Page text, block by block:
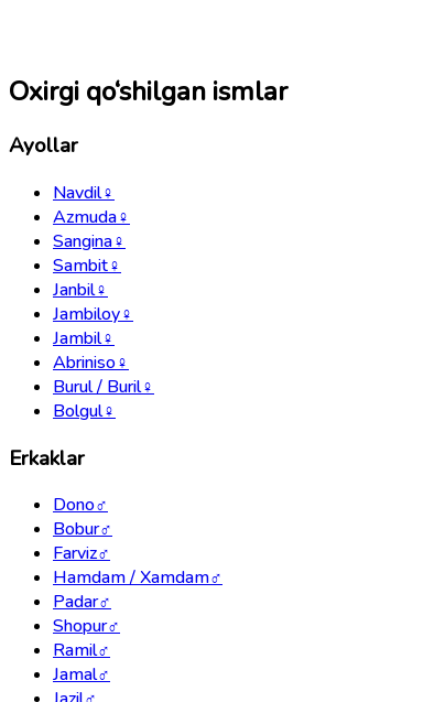
Oxirgi qo‘shilgan ismlar
Ayollar
Navdil♀
Azmuda♀
Sangina♀
Sambit♀
Janbil♀
Jambiloy♀
Jambil♀
Abriniso♀
Burul / Buril♀
Bolgul♀
Erkaklar
Dono♂
Bobur♂
Farviz♂
Hamdam / Xamdam♂
Padar♂
Shopur♂
Ramil♂
Jamal♂